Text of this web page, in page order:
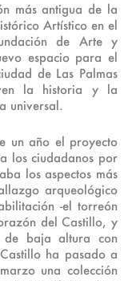
más antigua de la
Artístico en el
de Arte y
espacio para el
de Las Palmas
la historia y la
universal.
un año el proyecto
los ciudadanos por
los aspectos más
arqueológico
-el torreón
del Castillo, y
baja altura con
ha pasado a
una colección